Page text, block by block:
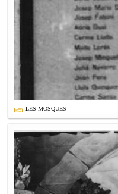
LES MOSQUES